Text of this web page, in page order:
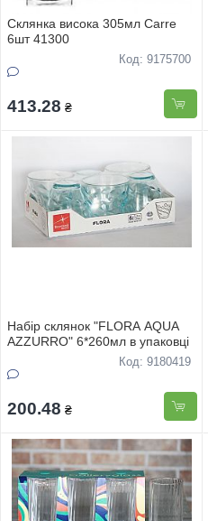
Склянка висока 305мл Carre
6шт 41300
Код: 9175700
413.28 ₴
Набiр склянок "FLORA AQUA
AZZURRO" 6*260мл в упаковцi
Код: 9180419
200.48 ₴